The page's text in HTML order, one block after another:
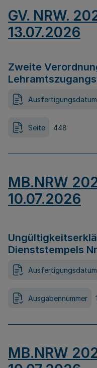
GV. NRW.
13.07.2026
Zweite
Ausfertigungsdatum
Seite 448
MB.NRW
10.07.2026
Dienststempels
Ausfertigungsdatum
Ausgabennummer
MB.NRW